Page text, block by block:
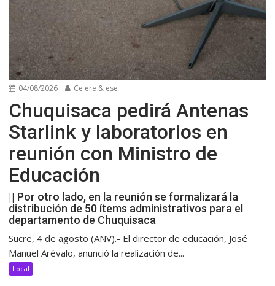
04/08/2026 Ce ere & ese
Chuquisaca pedirá Antenas
Starlink y laboratorios en
reunión con Ministro de
Educación
|| Por otro lado, en la reunión se formalizará la
distribución de 50 ítems administrativos para el
departamento de Chuquisaca
Sucre, 4 de agosto (ANV).- El director de educación, José
Manuel Arévalo, anunció la realización de...
Local